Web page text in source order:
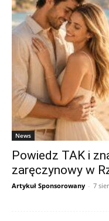
News
Powiedz TAK i
zaręczynowy w
Artykuł Sponsorowany - 7